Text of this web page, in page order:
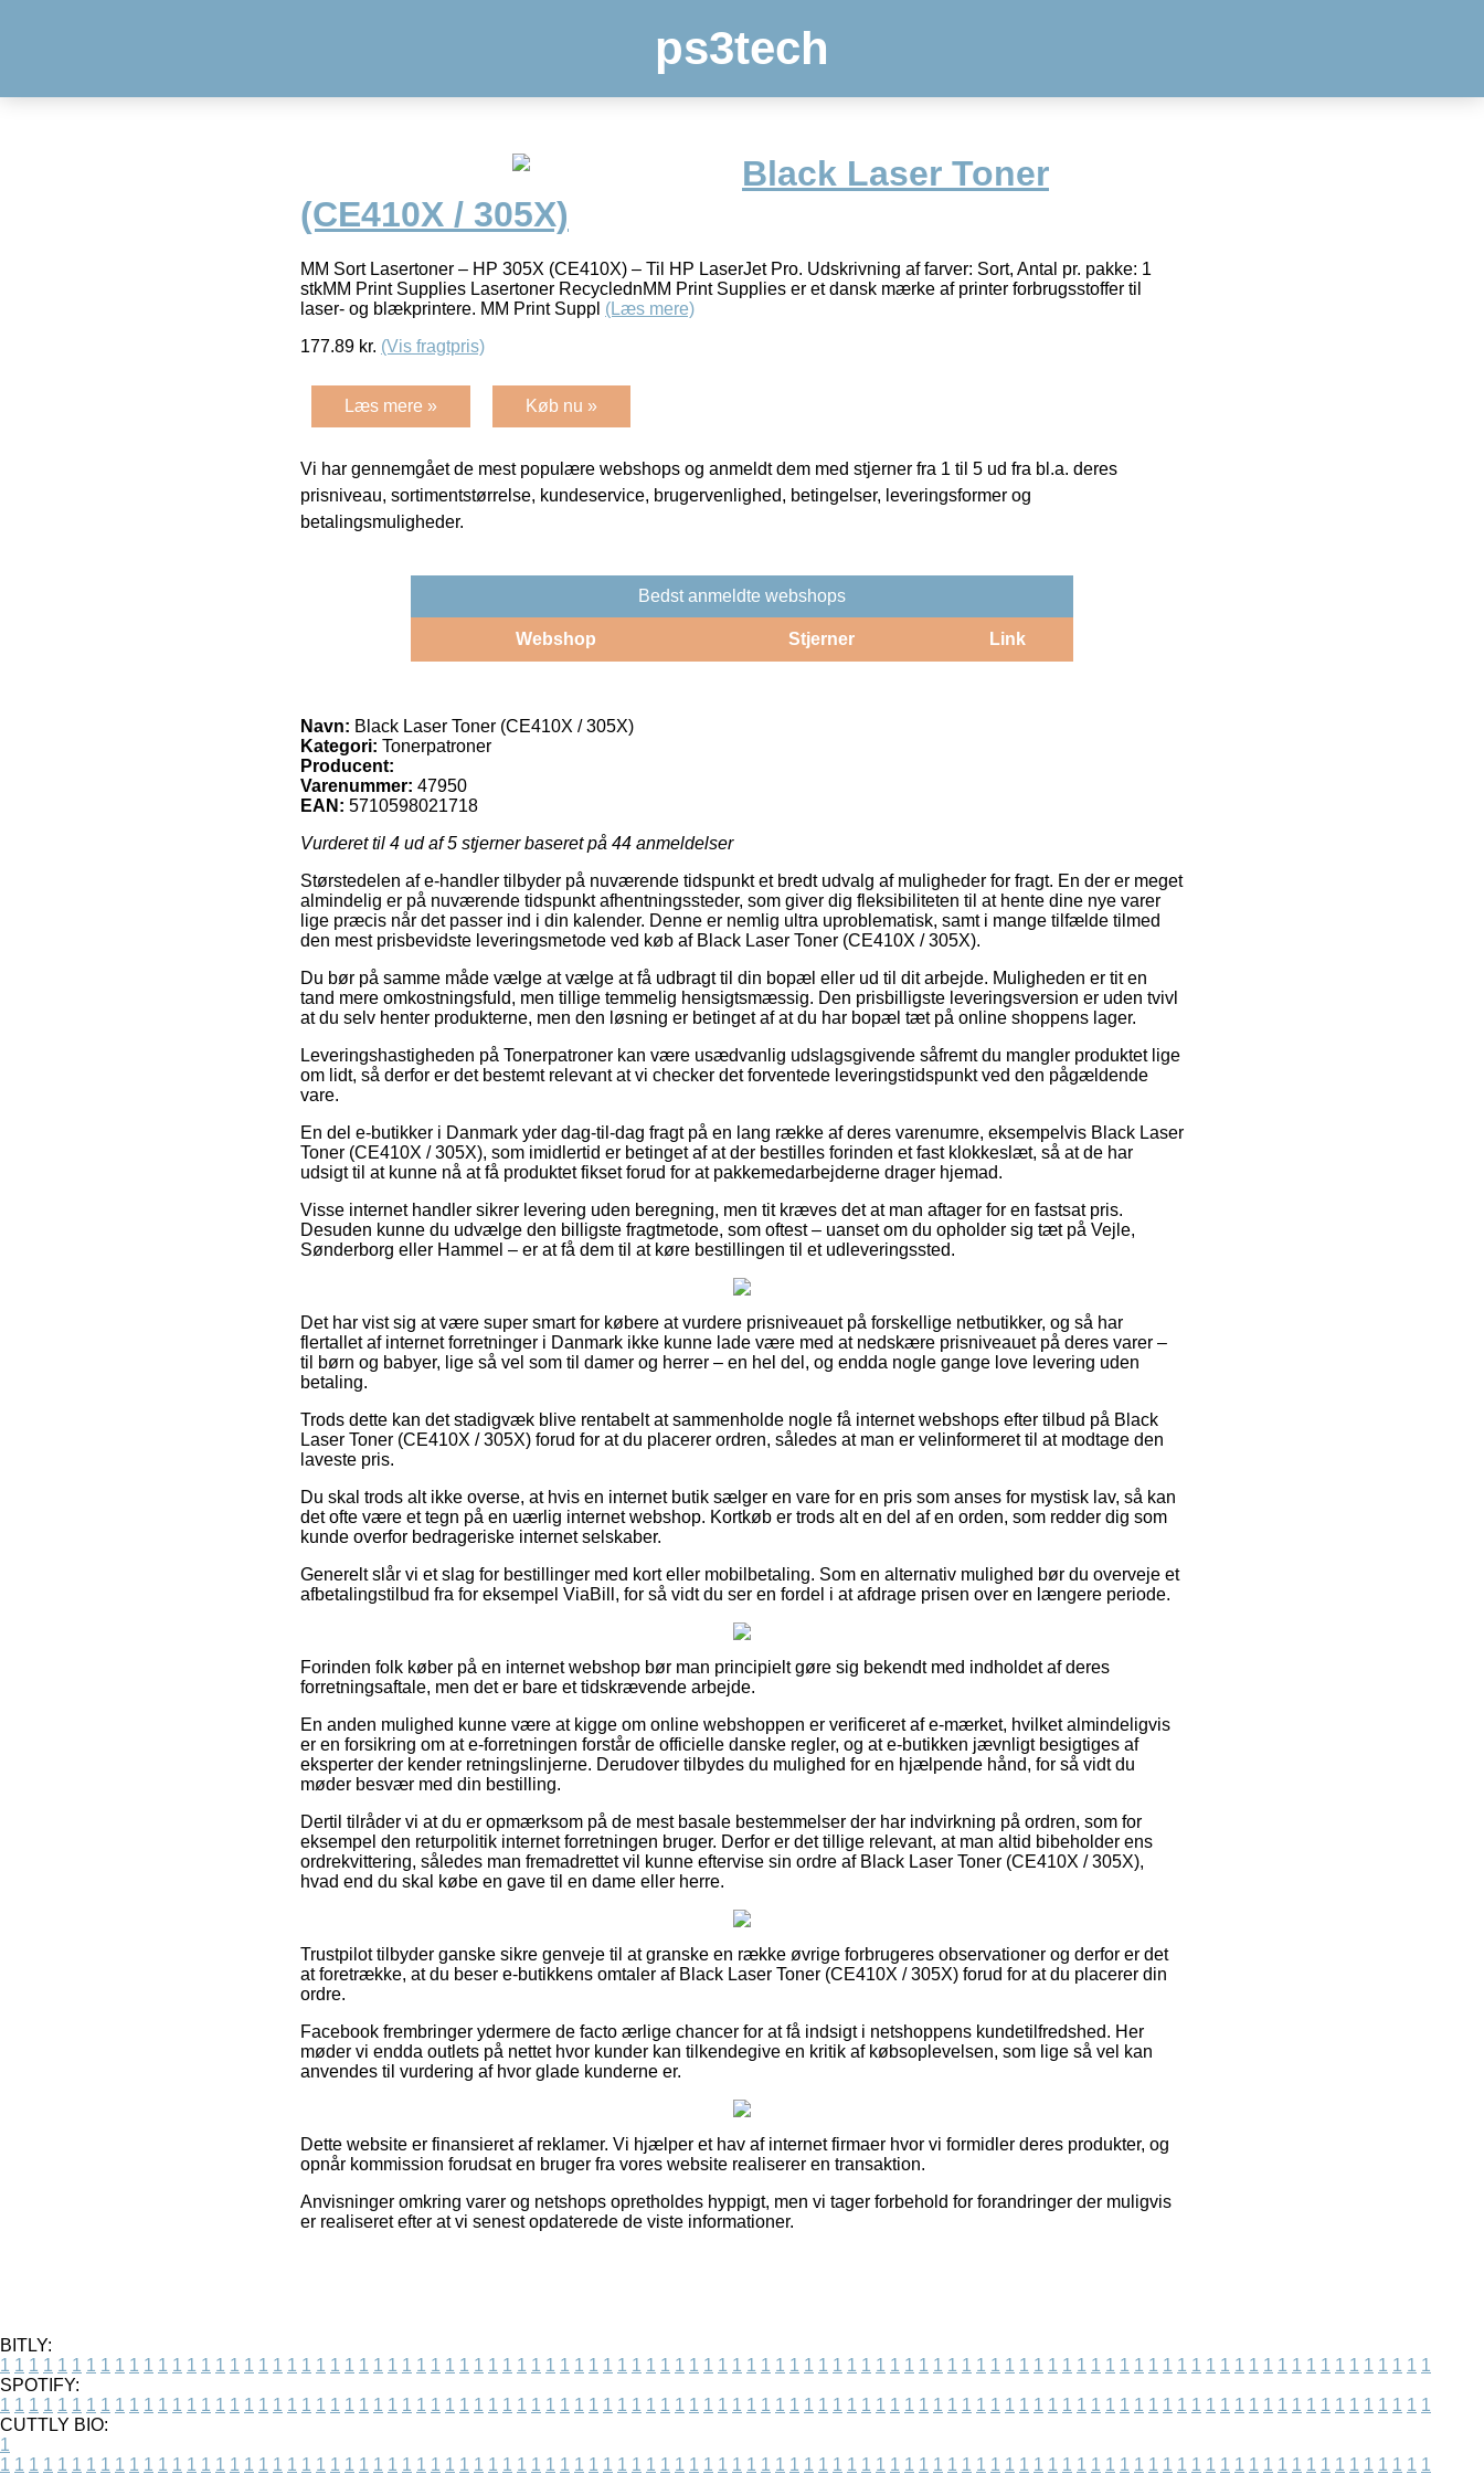
ps3tech
Black Laser Toner
(CE410X / 305X)
MM Sort Lasertoner – HP 305X (CE410X) – Til HP LaserJet Pro. Udskrivning af farver: Sort, Antal pr. pakke: 1
stkMM Print Supplies Lasertoner RecyclednMM Print Supplies er et dansk mærke af printer forbrugsstoffer til
laser- og blækprintere. MM Print Suppl (Læs mere)
177.89 kr. (Vis fragtpris)
Læs mere » Køb nu »
Vi har gennemgået de mest populære webshops og anmeldt dem med stjerner fra 1 til 5 ud fra bl.a. deres
prisniveau, sortimentstørrelse, kundeservice, brugervenlighed, betingelser, leveringsformer og
betalingsmuligheder.
Bedst anmeldte webshops
Webshop Stjerner Link
Navn: Black Laser Toner (CE410X / 305X)
Kategori: Tonerpatroner
Producent:
Varenummer: 47950
EAN: 5710598021718
Vurderet til 4 ud af 5 stjerner baseret på 44 anmeldelser
Størstedelen af e-handler tilbyder på nuværende tidspunkt et bredt udvalg af muligheder for fragt. En der er meget
almindelig er på nuværende tidspunkt afhentningssteder, som giver dig fleksibiliteten til at hente dine nye varer
lige præcis når det passer ind i din kalender. Denne er nemlig ultra uproblematisk, samt i mange tilfælde tilmed
den mest prisbevidste leveringsmetode ved køb af Black Laser Toner (CE410X / 305X).
Du bør på samme måde vælge at vælge at få udbragt til din bopæl eller ud til dit arbejde. Muligheden er tit en
tand mere omkostningsfuld, men tillige temmelig hensigtsmæssig. Den prisbilligste leveringsversion er uden tvivl
at du selv henter produkterne, men den løsning er betinget af at du har bopæl tæt på online shoppens lager.
Leveringshastigheden på Tonerpatroner kan være usædvanlig udslagsgivende såfremt du mangler produktet lige
om lidt, så derfor er det bestemt relevant at vi checker det forventede leveringstidspunkt ved den pågældende
vare.
En del e-butikker i Danmark yder dag-til-dag fragt på en lang række af deres varenumre, eksempelvis Black Laser
Toner (CE410X / 305X), som imidlertid er betinget af at der bestilles forinden et fast klokkeslæt, så at de har
udsigt til at kunne nå at få produktet fikset forud for at pakkemedarbejderne drager hjemad.
Visse internet handler sikrer levering uden beregning, men tit kræves det at man aftager for en fastsat pris.
Desuden kunne du udvælge den billigste fragtmetode, som oftest – uanset om du opholder sig tæt på Vejle,
Sønderborg eller Hammel – er at få dem til at køre bestillingen til et udleveringssted.
Det har vist sig at være super smart for købere at vurdere prisniveauet på forskellige netbutikker, og så har
flertallet af internet forretninger i Danmark ikke kunne lade være med at nedskære prisniveauet på deres varer –
til børn og babyer, lige så vel som til damer og herrer – en hel del, og endda nogle gange love levering uden
betaling.
Trods dette kan det stadigvæk blive rentabelt at sammenholde nogle få internet webshops efter tilbud på Black
Laser Toner (CE410X / 305X) forud for at du placerer ordren, således at man er velinformeret til at modtage den
laveste pris.
Du skal trods alt ikke overse, at hvis en internet butik sælger en vare for en pris som anses for mystisk lav, så kan
det ofte være et tegn på en uærlig internet webshop. Kortkøb er trods alt en del af en orden, som redder dig som
kunde overfor bedrageriske internet selskaber.
Generelt slår vi et slag for bestillinger med kort eller mobilbetaling. Som en alternativ mulighed bør du overveje et
afbetalingstilbud fra for eksempel ViaBill, for så vidt du ser en fordel i at afdrage prisen over en længere periode.
Forinden folk køber på en internet webshop bør man principielt gøre sig bekendt med indholdet af deres
forretningsaftale, men det er bare et tidskrævende arbejde.
En anden mulighed kunne være at kigge om online webshoppen er verificeret af e-mærket, hvilket almindeligvis
er en forsikring om at e-forretningen forstår de officielle danske regler, og at e-butikken jævnligt besigtiges af
eksperter der kender retningslinjerne. Derudover tilbydes du mulighed for en hjælpende hånd, for så vidt du
møder besvær med din bestilling.
Dertil tilråder vi at du er opmærksom på de mest basale bestemmelser der har indvirkning på ordren, som for
eksempel den returpolitik internet forretningen bruger. Derfor er det tillige relevant, at man altid bibeholder ens
ordrekvittering, således man fremadrettet vil kunne eftervise sin ordre af Black Laser Toner (CE410X / 305X),
hvad end du skal købe en gave til en dame eller herre.
Trustpilot tilbyder ganske sikre genveje til at granske en række øvrige forbrugeres observationer og derfor er det
at foretrække, at du beser e-butikkens omtaler af Black Laser Toner (CE410X / 305X) forud for at du placerer din
ordre.
Facebook frembringer ydermere de facto ærlige chancer for at få indsigt i netshoppens kundetilfredshed. Her
møder vi endda outlets på nettet hvor kunder kan tilkendegive en kritik af købsoplevelsen, som lige så vel kan
anvendes til vurdering af hvor glade kunderne er.
Dette website er finansieret af reklamer. Vi hjælper et hav af internet firmaer hvor vi formidler deres produkter, og
opnår kommission forudsat en bruger fra vores website realiserer en transaktion.
Anvisninger omkring varer og netshops opretholdes hyppigt, men vi tager forbehold for forandringer der muligvis
er realiseret efter at vi senest opdaterede de viste informationer.
BITLY:
1 1 1 1 1 1 1 1 1 1 1 1 1 1 1 1 1 1 1 1 1 1 1 1 1 1 1 1 1 1 1 1 1 1 1 1 1 1 1 1 1 1 1 1 1 1 1 1 1 1 1 1 1 1 1 1 1 1 1 1 1 1 1 1 1 1 1 1 1 1 1 1 1 1 1 1 1 1 1 1 1 1 1 1 1 1 1 1 1 1 1 1 1 1 1 1 1 1 1 1
SPOTIFY:
1 1 1 1 1 1 1 1 1 1 1 1 1 1 1 1 1 1 1 1 1 1 1 1 1 1 1 1 1 1 1 1 1 1 1 1 1 1 1 1 1 1 1 1 1 1 1 1 1 1 1 1 1 1 1 1 1 1 1 1 1 1 1 1 1 1 1 1 1 1 1 1 1 1 1 1 1 1 1 1 1 1 1 1 1 1 1 1 1 1 1 1 1 1 1 1 1 1 1 1
CUTTLY BIO:
1
1 1 1 1 1 1 1 1 1 1 1 1 1 1 1 1 1 1 1 1 1 1 1 1 1 1 1 1 1 1 1 1 1 1 1 1 1 1 1 1 1 1 1 1 1 1 1 1 1 1 1 1 1 1 1 1 1 1 1 1 1 1 1 1 1 1 1 1 1 1 1 1 1 1 1 1 1 1 1 1 1 1 1 1 1 1 1 1 1 1 1 1 1 1 1 1 1 1 1 1